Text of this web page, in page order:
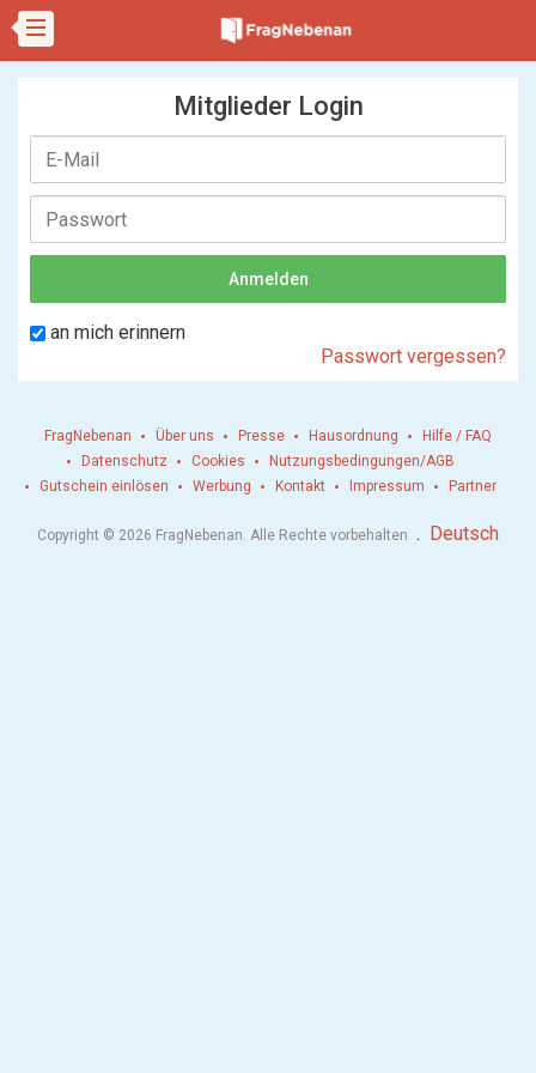
Mitglieder Login
an mich erinnern
Passwort vergessen?
FragNebenan Über uns Presse Hausordnung
Hilfe / FAQ
Datenschutz
Cookies
Nutzungsbedingungen/AGB
Gutschein einlösen
Werbung Kontakt Impressum Partner
Copyright © 2026 FragNebenan. Alle Rechte vorbehalten . Deutsch